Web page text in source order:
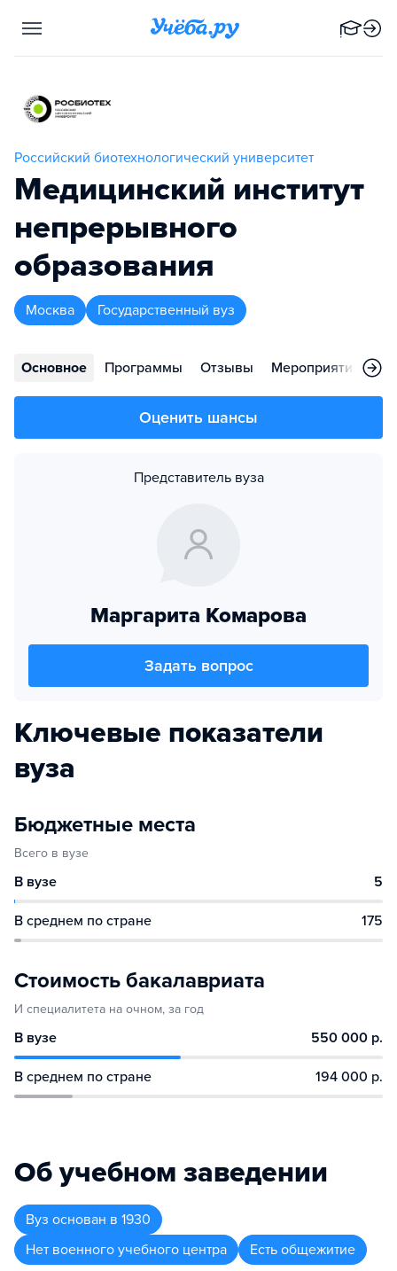
Российский биотехнологический университет
Медицинский институт
непрерывного
образования
Москва Государственный вуз
Основное Программы Отзывы Мероприятия
Оценить шансы
Представитель вуза
Маргарита Комарова
Задать вопрос
Ключевые показатели
вуза
Бюджетные места
Всего в вузе
В вузе 5
В среднем по стране 175
Стоимость бакалавриата
И специалитета на очном, за год
В вузе 550 000 р.
В среднем по стране 194 000 р.
Об учебном заведении
Вуз основан в 1930
Нет военного учебного центра
Есть общежитие